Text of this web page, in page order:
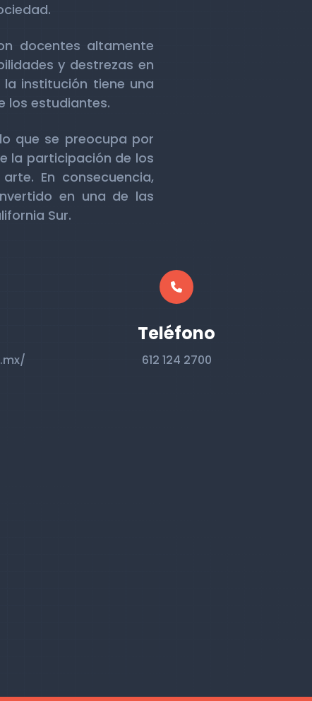
docentes altamente
y destrezas en
institución tiene una
los estudiantes.
que se preocupa por
la participación de los
En consecuencia,
en una de las
Sur.
Teléfono
612 124 2700